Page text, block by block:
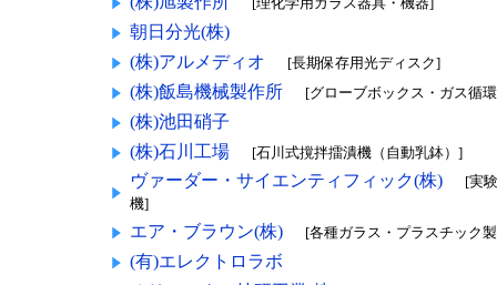
朝日分光(株)
(株)アルメディオ
[長期保存用光ディスク]
(株)飯島機械製作所 [グローブボックス・ガス循
(株)池田硝子
(株)石川工場
[石川式撹拌擂潰機（自動乳鉢）]
ヴァーダー・サイエンティフィック(株)
[実
機]
エア・ブラウン(株) [各種ガラス・プラスチック
(有)エレクトロラボ